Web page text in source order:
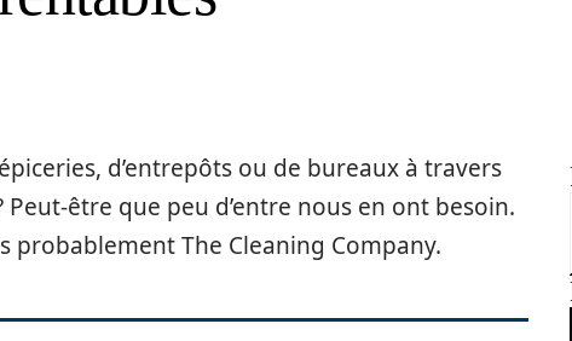
d’entrepôts ou de bureaux à travers
être que peu d’entre nous en ont besoin.
probablement The Cleaning Company.